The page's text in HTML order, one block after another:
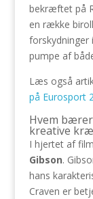
bekræftet på
en række
forskydninger
pumpe af
Læs også
på Eurosport 2
Hvem
kreative
I hjertet af
Gibson.
hans
Craven er